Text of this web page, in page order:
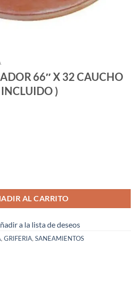
66″ X 32 CAUCHO
)
AL CARRITO
a la lista de deseos
, GRIFERIA, SANEAMIENTOS